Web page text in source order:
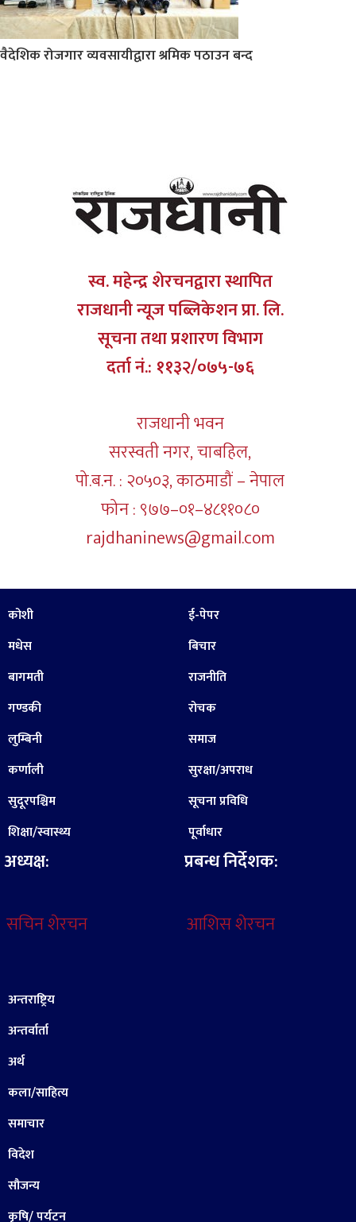
वैदेशिक रोजगार व्यवसायीद्वारा श्रमिक पठाउन बन्द
स्व. महेन्द्र शेरचनद्वारा स्थापित
राजधानी न्यूज पब्लिकेशन प्रा. लि.
सूचना तथा प्रशारण विभाग
दर्ता नं.: ११३२/०७५-७६
राजधानी भवन
सरस्वती नगर, चाबहिल,
पो.ब.न. : २०५०३, काठमाडौं – नेपाल
फोन : ९७७–०१–४८११०८०
rajdhaninews@gmail.com
कोशी
मधेस
बागमती
गण्डकी
लुम्बिनी
कर्णाली
सुदूरपश्चिम
शिक्षा/स्वास्थ्य
अध्यक्ष:
सचिन शेरचन
ई-पेपर
बिचार
राजनीति
रोचक
समाज
सुरक्षा/अपराध
सूचना प्रविधि
पूर्वाधार
प्रबन्ध निर्देशक:
आशिस शेरचन
अन्तराष्ट्रिय
अन्तर्वार्ता
अर्थ
कला/साहित्य
समाचार
विदेश
सौजन्य
कृषि/ पर्यटन